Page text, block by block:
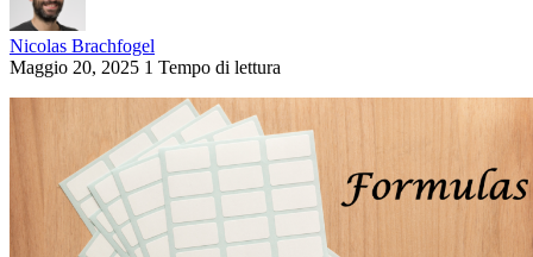
Nicolas Brachfogel
Maggio 20, 2025 1 Tempo di lettura